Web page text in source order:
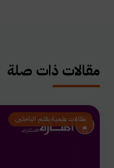
مقالات ذات صلة
مقالات علمية بقلم الباحثين